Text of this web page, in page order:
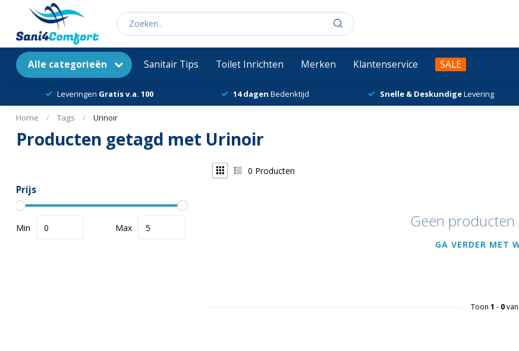
Alle categorieën Sanitair Tips Toilet Inrichten Merken Klantenservice SALE
Leveringen Gratis v.a. 100 14 dagen Bedenktijd Snelle & DeskundigeLevering
Home / Tags / Urinoir
Producten getagd met Urinoir
Prijs
Min Max
0 Producten
Geen producten
GA VERDER MET
Toon 1 - 0